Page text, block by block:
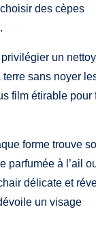
des cèpes
un
sans noyer
film étirable pour
forme trouve
parfumée à l’ail
délicate et
un visage